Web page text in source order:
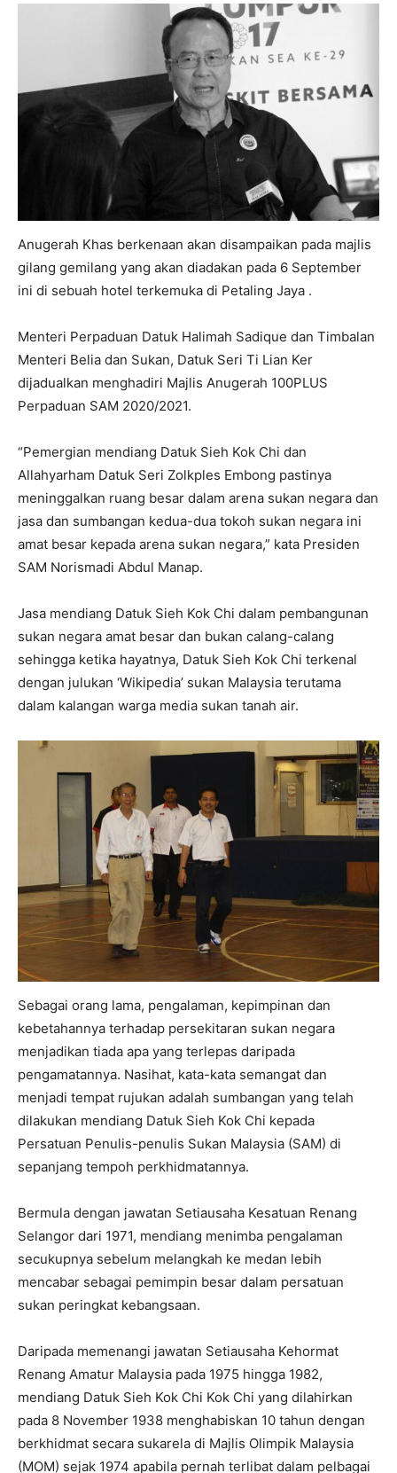
Anugerah Khas berkenaan akan disampaikan pada majlis
gilang gemilang yang akan diadakan pada 6 September
ini di sebuah hotel terkemuka di Petaling Jaya .
Menteri Perpaduan Datuk Halimah Sadique dan Timbalan
Menteri Belia dan Sukan, Datuk Seri Ti Lian Ker
dijadualkan menghadiri Majlis Anugerah 100PLUS
Perpaduan SAM 2020/2021.
“Pemergian mendiang Datuk Sieh Kok Chi dan
Allahyarham Datuk Seri Zolkples Embong pastinya
meninggalkan ruang besar dalam arena sukan negara dan
jasa dan sumbangan kedua-dua tokoh sukan negara ini
amat besar kepada arena sukan negara,” kata Presiden
SAM Norismadi Abdul Manap.
Jasa mendiang Datuk Sieh Kok Chi dalam pembangunan
sukan negara amat besar dan bukan calang-calang
sehingga ketika hayatnya, Datuk Sieh Kok Chi terkenal
dengan julukan ‘Wikipedia’ sukan Malaysia terutama
dalam kalangan warga media sukan tanah air.
Sebagai orang lama, pengalaman, kepimpinan dan
kebetahannya terhadap persekitaran sukan negara
menjadikan tiada apa yang terlepas daripada
pengamatannya. Nasihat, kata-kata semangat dan
menjadi tempat rujukan adalah sumbangan yang telah
dilakukan mendiang Datuk Sieh Kok Chi kepada
Persatuan Penulis-penulis Sukan Malaysia (SAM) di
sepanjang tempoh perkhidmatannya.
Bermula dengan jawatan Setiausaha Kesatuan Renang
Selangor dari 1971, mendiang menimba pengalaman
secukupnya sebelum melangkah ke medan lebih
mencabar sebagai pemimpin besar dalam persatuan
sukan peringkat kebangsaan.
Daripada memenangi jawatan Setiausaha Kehormat
Renang Amatur Malaysia pada 1975 hingga 1982,
mendiang Datuk Sieh Kok Chi Kok Chi yang dilahirkan
pada 8 November 1938 menghabiskan 10 tahun dengan
berkhidmat secara sukarela di Majlis Olimpik Malaysia
(MOM) sejak 1974 apabila pernah terlibat dalam pelbagai